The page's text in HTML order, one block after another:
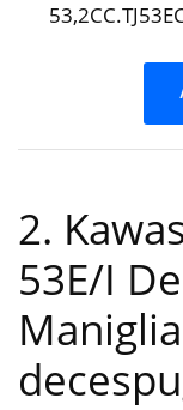
2.
53E/I
Maniglia